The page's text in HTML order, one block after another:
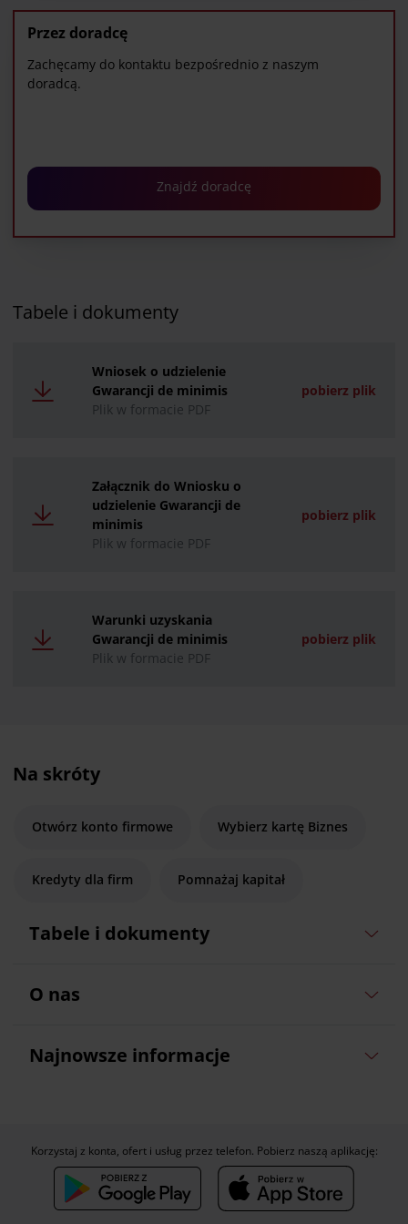
znajdziesz podlinkiem.
Przez doradcę
Zachęcamy do kontaktu bezpośrednio z naszym
doradcą.
Znajdź doradcę
Tabele i dokumenty
Wniosek o udzielenie
Gwarancji de minimis
Plik w formacie PDF
pobierz plik
Załącznik do Wniosku o
udzielenie Gwarancji de
minimis
Plik w formacie PDF
pobierz plik
Warunki uzyskania
Gwarancji de minimis
Plik w formacie PDF
pobierz plik
Na skróty
Otwórz konto firmowe Wybierz kartę Biznes
Kredyty dla firm Pomnażaj kapitał
Tabele i dokumenty
O nas
Najnowsze informacje
Korzystaj z konta, ofert i usług przez telefon. Pobierz naszą aplikację: